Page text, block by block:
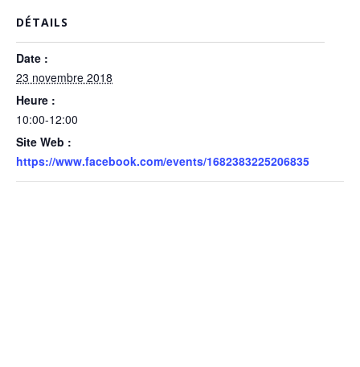
DÉTAILS
Date :
23 novembre 2018
Heure :
10:00-12:00
Site Web :
https://www.facebook.com/events/1682383225206835